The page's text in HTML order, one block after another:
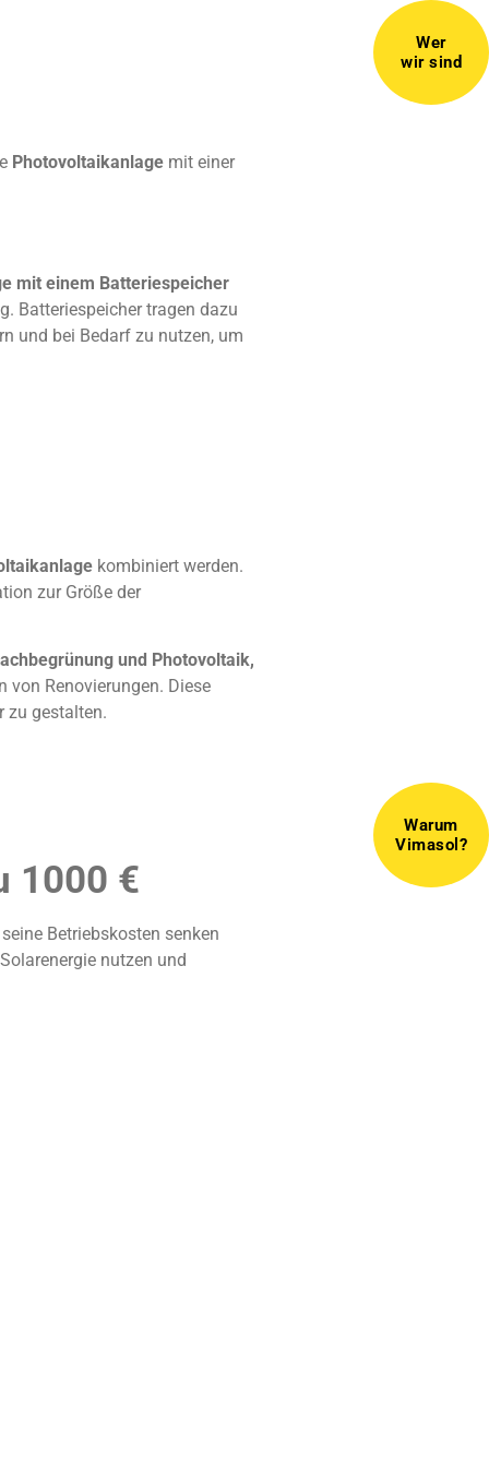
Photovoltaikanlage mit einer
mit einem Batteriespeicher
Batteriespeicher tragen dazu
und bei Bedarf zu nutzen, um
kombiniert werden.
zur Größe der
und Photovoltaik,
von Renovierungen. Diese
zu gestalten.
1000 €
Betriebskosten senken
nutzen und
Wer
wir sind
Warum
Vimasol?